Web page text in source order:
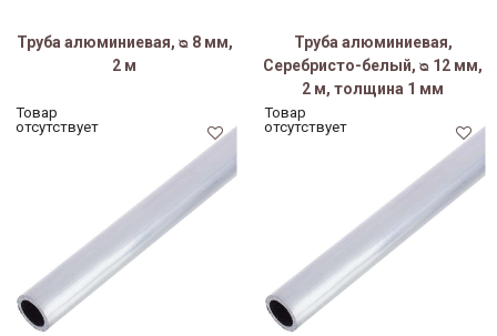
Труба алюминиевая, ᴓ 8 мм,
2 м
Товар
отсутствует
Труба алюминиевая,
Серебристо-белый, ᴓ 12 мм,
2 м, толщина 1 мм
Товар
отсутствует